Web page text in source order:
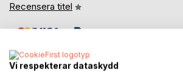
Recensera titel
Vi respekterar dataskydd